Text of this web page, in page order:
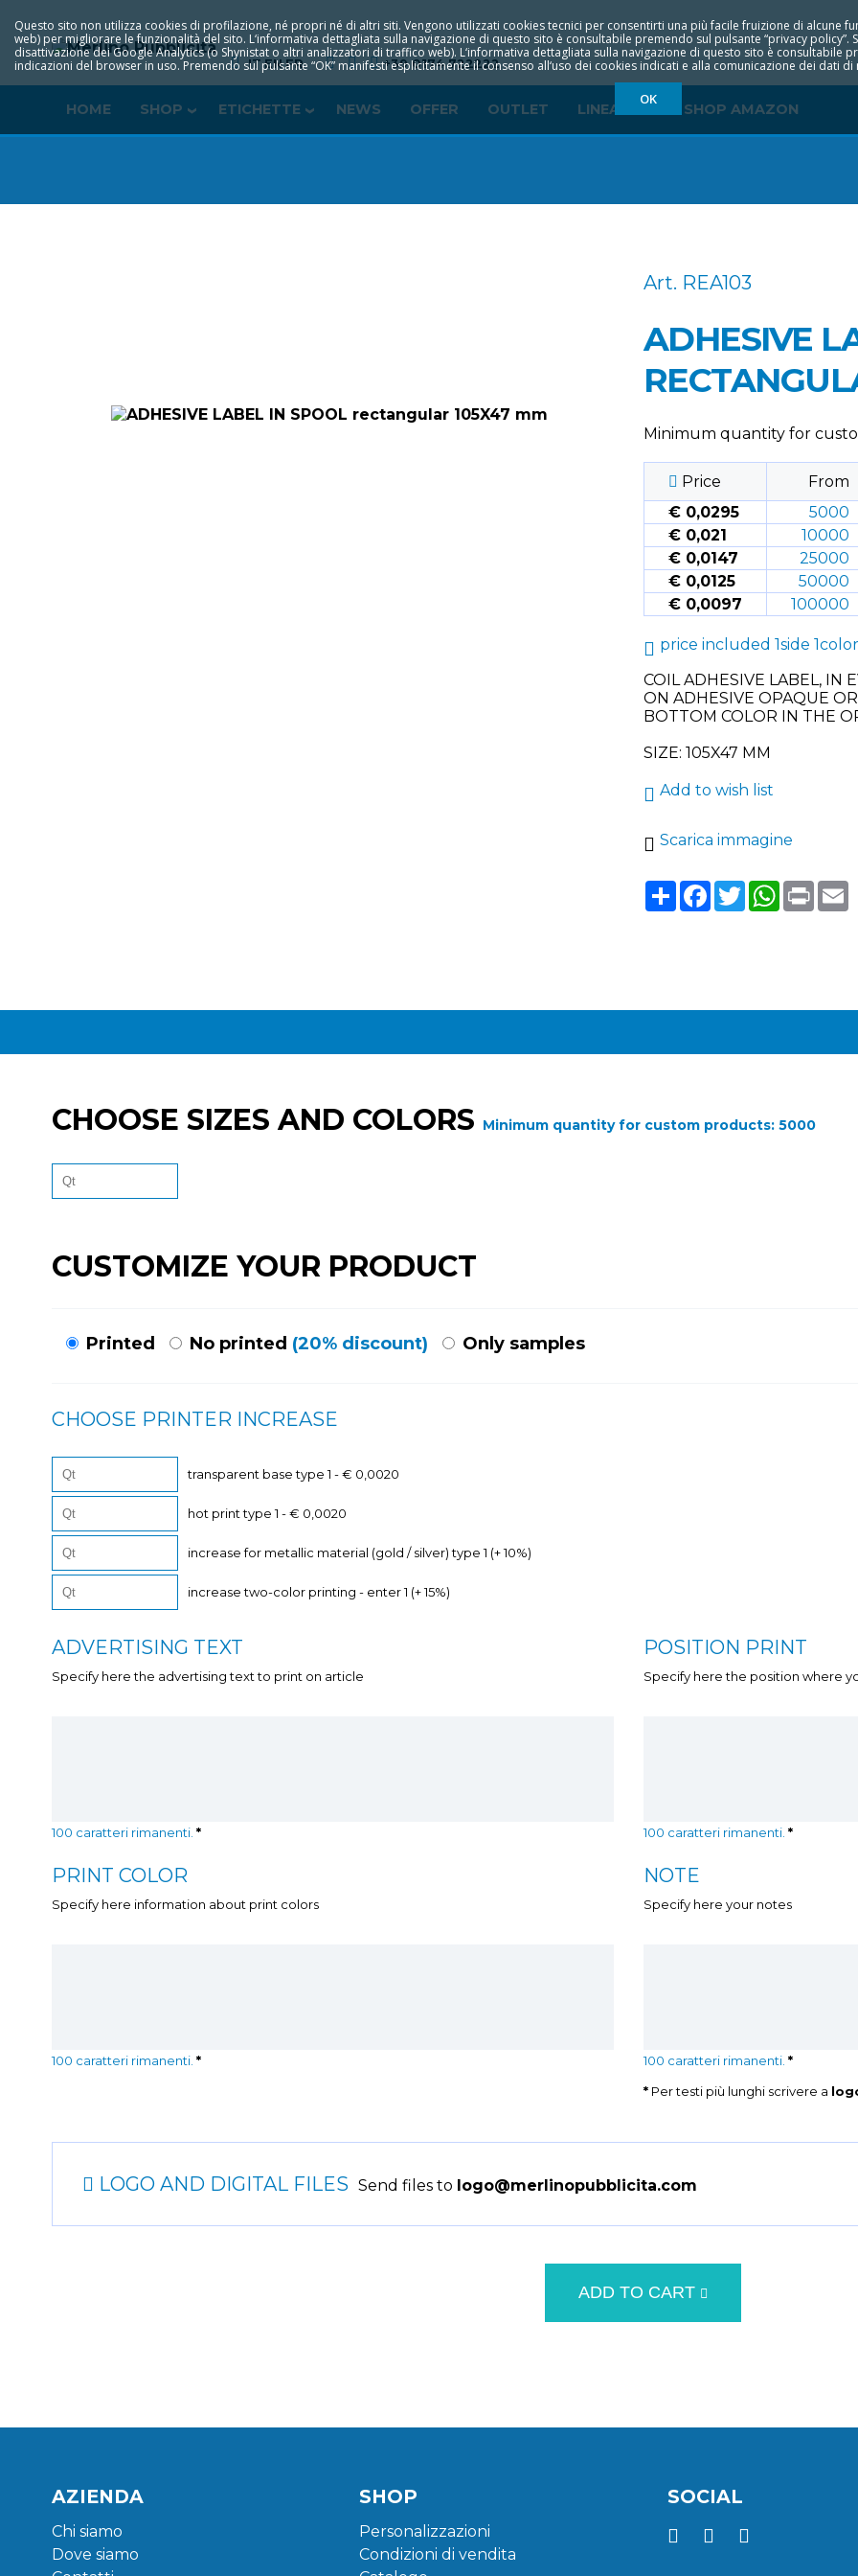
Questo sito non utilizza cookies di profilazione, né propri né di altri siti. Vengono utilizzati cookies tecnici per consentirti una più facile fruizione di alcune
web) per migliorare le funzionalità del sito. L‘informativa dettagliata sulla navigazione di questo sito è consultabile premendo sul pulsante “privacy
disattivazione dei Google Analytics (o Shynistat o altri analizzatori di traffico web). L‘informativa dettagliata sulla navigazione di questo sito è consultabile
indicazioni del browser in uso. Premendo sul pulsante “OK” manifesti esplicitamente il consenso all‘uso dei cookies indicati e alla comunicazione dei dati
OK
IT EN FR +39 0174 722222
HOME SHOP ETICHETTE NEWS OFFER OUTLET LINEA ECO SHOP AMAZON
Art. REA103
ADHESIVE
Minimum quantity for
Price From
€ 0,0295
5000
€ 0,021
10000
€ 0,0147
25000
€ 0,0125
50000
€ 0,0097
100000
price included 1side
COIL ADHESIVE LABEL, IN
ON ADHESIVE OPAQUE
BOTTOM COLOR IN THE
SIZE: 105X47 MM
Add to wish list
Scarica immagine
ShareFacebook
TwitterWhatsApp
Print
CHOOSE SIZES AND COLORS Minimum quantity for custom products: 5000
CUSTOMIZE YOUR PRODUCT
Printed No printed (20% discount) Only samples
CHOOSE PRINTER INCREASE
transparent base type 1 - € 0,0020
hot print type 1 - € 0,0020
increase for metallic material (gold / silver) type 1 (+ 10%)
increase two-color printing - enter 1 (+ 15%)
ADVERTISING TEXT
Specify here the advertising text to print on article
100 caratteri rimanenti. *
PRINT COLOR
Specify here information about print colors
100 caratteri rimanenti. *
POSITION PRINT
Specify here the position where
100 caratteri rimanenti. *
NOTE
Specify here your notes
100 caratteri rimanenti. *
*Per testi più lunghi scrivere a
LOGO AND DIGITAL FILES Send files to logo@merlinopubblicita.com
ADD TO CART
AZIENDA
Chi siamo
Dove siamo
SHOP
Personalizzazioni
Condizioni di vendita
SOCIAL